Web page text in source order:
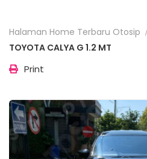
Halaman Home Terbaru Otosip
TOYOTA CALYA G 1.2 MT
Print